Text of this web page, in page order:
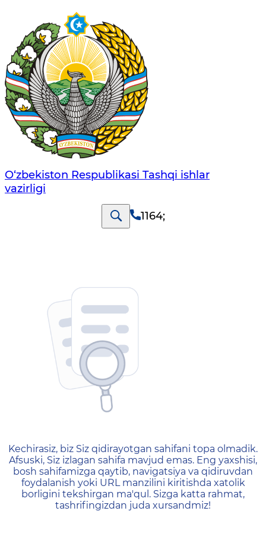
O‘zbеkistоn Rеspublikаsi Tashqi ishlаr
vаzirligi
1164;
404 — Страница не
Kechirasiz, biz Siz qidirayotgan sahifani topa olmadik.
Afsuski, Siz izlagan sahifa mavjud emas. Eng yaxshisi,
bosh sahifamizga qaytib, navigatsiya va qidiruvdan
foydalanish yoki URL manzilini kiritishda xatolik
borligini tekshirgan ma'qul. Sizga katta rahmat,
tashrifingizdan juda xursandmiz!